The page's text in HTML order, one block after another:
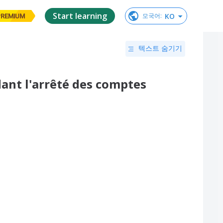
Start learning 모국어: KO
텍스트 숨기기
l'arrêté des comptes